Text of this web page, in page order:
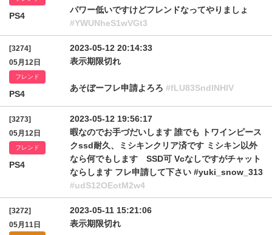
PS4
パワー低いですけどフレンドなってやりましょ
#YWUNheS1wVGt3
[3274]
05月12日
フレンド
PS4
2023-05-12 20:14:33
表示期限切れ
あそぼーフレ申請よろろ #fLU83SndlNHlV
[3273]
05月12日
フレンド
PS4
2023-05-12 19:56:17
暇なのでお手づだいします 誰でも トワインピース
クssd耐久、ミシキンクリア済です ミシキン以外
なら何でもします SSD可 Vcなしですがチャット
ならします フレ申請して下さい #yuki_snow_313
#udS12OEotM2w4
[3272]
05月11日
2023-05-11 15:21:06
表示期限切れ